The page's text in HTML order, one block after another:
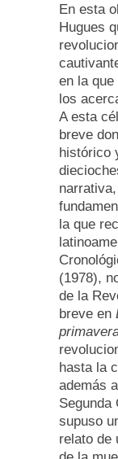
En esta
Hugues
en la
los
A esta
breve
histórico
la que
(1978),
de la
breve en
hasta la
además
supuso
relato de